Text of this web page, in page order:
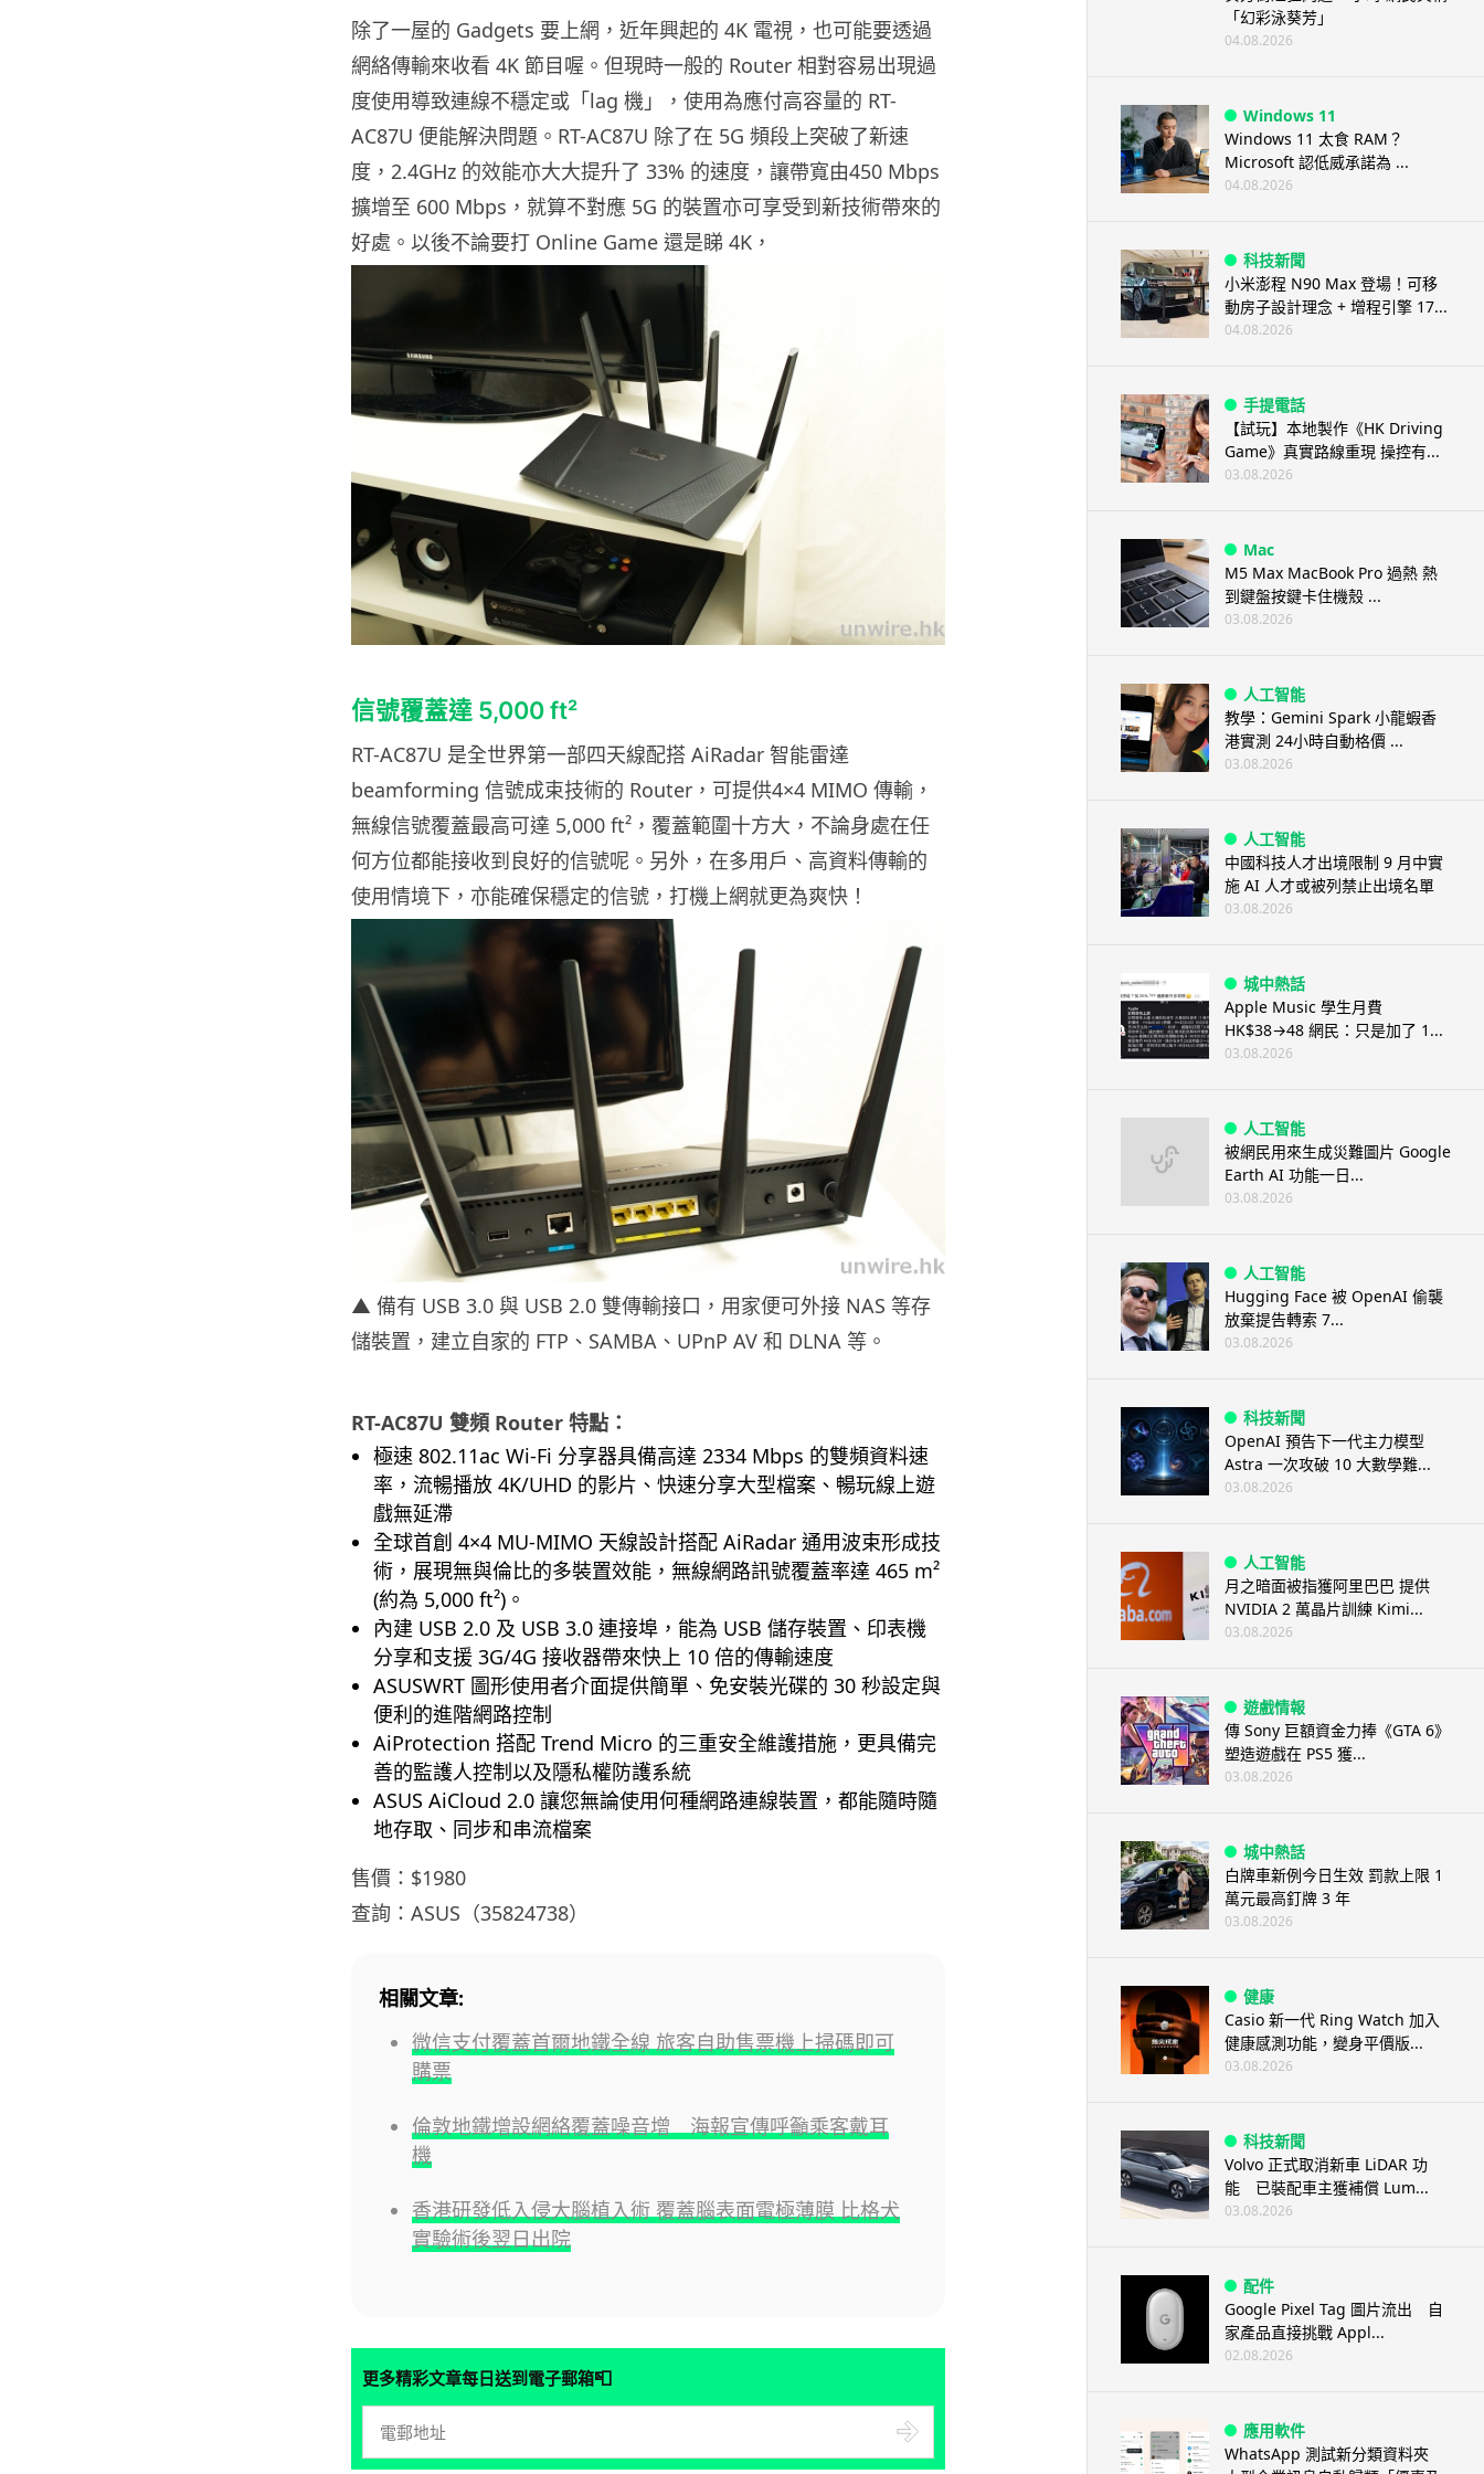
除了一屋的 Gadgets 要上網，近年興起的 4K 電視，也可能要透過
網絡傳輸來收看 4K 節目喔。但現時一般的 Router 相對容易出現過
度使用導致連線不穩定或「lag 機」，使用為應付高容量的 RT-
AC87U 便能解決問題。RT-AC87U 除了在 5G 頻段上突破了新速
度，2.4GHz 的效能亦大大提升了 33% 的速度，讓帶寬由450 Mbps
擴增至 600 Mbps，就算不對應 5G 的裝置亦可享受到新技術帶來的
好處。以後不論要打 Online Game 還是睇 4K，
信號覆蓋達 5,000 ft²
RT-AC87U 是全世界第一部四天線配搭 AiRadar 智能雷達
beamforming 信號成束技術的 Router，可提供4×4 MIMO 傳輸，
無線信號覆蓋最高可達 5,000 ft²，覆蓋範圍十方大，不論身處在任
何方位都能接收到良好的信號呢。另外，在多用戶、高資料傳輸的
使用情境下，亦能確保穩定的信號，打機上網就更為爽快！
▲ 備有 USB 3.0 與 USB 2.0 雙傳輸接口，用家便可外接 NAS 等存
儲裝置，建立自家的 FTP、SAMBA、UPnP AV 和 DLNA 等。
RT-AC87U 雙頻 Router 特點：
極速 802.11ac Wi-Fi 分享器具備高達 2334 Mbps 的雙頻資料速
率，流暢播放 4K/UHD 的影片、快速分享大型檔案、暢玩線上遊
戲無延滯
全球首創 4×4 MU-MIMO 天線設計搭配 AiRadar 通用波束形成技
術，展現無與倫比的多裝置效能，無線網路訊號覆蓋率達 465 m²
(約為 5,000 ft²)。
內建 USB 2.0 及 USB 3.0 連接埠，能為 USB 儲存裝置、印表機
分享和支援 3G/4G 接收器帶來快上 10 倍的傳輸速度
ASUSWRT 圖形使用者介面提供簡單、免安裝光碟的 30 秒設定與
便利的進階網路控制
AiProtection 搭配 Trend Micro 的三重安全維護措施，更具備完
善的監護人控制以及隱私權防護系統
ASUS AiCloud 2.0 讓您無論使用何種網路連線裝置，都能隨時隨
地存取、同步和串流檔案
售價：$1980
查詢：ASUS（35824738）
相關文章:
微信支付覆蓋首爾地鐵全線 旅客自助售票機上掃碼即可
購票
倫敦地鐵增設網絡覆蓋噪音增 海報宣傳呼籲乘客戴耳
機
香港研發低入侵大腦植入術 覆蓋腦表面電極薄膜 比格犬
實驗術後翌日出院
更多精彩文章每日送到電子郵箱📮
「幻彩泳葵芳」
04.08.2026
Windows 11
Windows 11 太食 RAM？
Microsoft 認低威承諾為 ...
04.08.2026
科技新聞
小米澎程 N90 Max 登場！可移
動房子設計理念 + 增程引擎 17...
04.08.2026
手提電話
【試玩】本地製作《HK Driving
Game》真實路線重現 操控有...
03.08.2026
Mac
M5 Max MacBook Pro 過熱 熱
到鍵盤按鍵卡住機殼 ...
03.08.2026
人工智能
教學：Gemini Spark 小龍蝦香
港實測 24小時自動格價 ...
03.08.2026
人工智能
中國科技人才出境限制 9 月中實
施 AI 人才或被列禁止出境名單
03.08.2026
城中熱話
Apple Music 學生月費
HK$38→48 網民：只是加了 1...
03.08.2026
人工智能
被網民用來生成災難圖片 Google
Earth AI 功能一日...
03.08.2026
人工智能
Hugging Face 被 OpenAI 偷襲
放棄提告轉索 7...
03.08.2026
科技新聞
OpenAI 預告下一代主力模型
Astra 一次攻破 10 大數學難...
03.08.2026
人工智能
月之暗面被指獲阿里巴巴 提供
NVIDIA 2 萬晶片訓練 Kimi...
03.08.2026
遊戲情報
傳 Sony 巨額資金力捧《GTA 6》
塑造遊戲在 PS5 獲...
03.08.2026
城中熱話
白牌車新例今日生效 罰款上限 1
萬元最高釘牌 3 年
03.08.2026
健康
Casio 新一代 Ring Watch 加入
健康感測功能，變身平價版...
03.08.2026
科技新聞
Volvo 正式取消新車 LiDAR 功
能 已裝配車主獲補償 Lum...
03.08.2026
配件
Google Pixel Tag 圖片流出 自
家產品直接挑戰 Appl...
02.08.2026
應用軟件
WhatsApp 測試新分類資料夾